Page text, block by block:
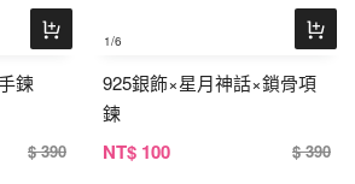
鍊
$ 390
1/6
925銀飾×星月神話×鎖骨項
鍊
NT$ 100 $ 390